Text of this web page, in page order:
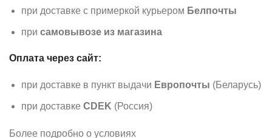
при доставке с примеркой курьером Белпочты
при самовывозе из магазина
Оплата через сайт:
при доставке в пункт выдачи Европочты (Беларусь)
при доставке CDEK (Россия)
Более подробно о условиях